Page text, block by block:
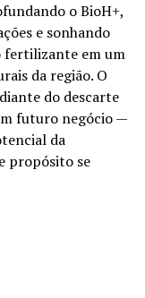
o BioH+,
e sonhando
fertilizante em um
da região. O
do descarte
futuro negócio —
da
propósito se